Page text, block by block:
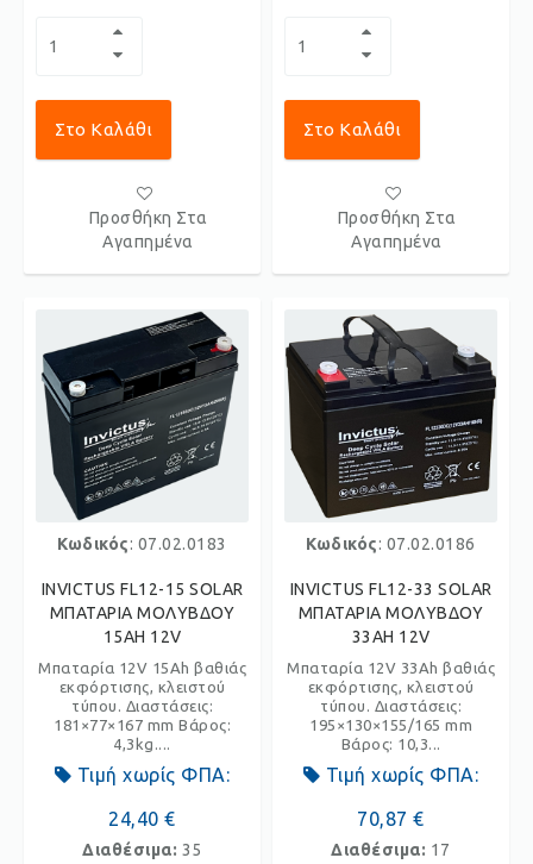
Στο Καλάθι
Προσθήκη Στα
Αγαπημένα
Κωδικός: 07.02.0183
INVICTUS FL12-15 SOLAR
ΜΠΑΤΑΡΙΑ ΜΟΛΥΒΔΟΥ
15AH 12V
Μπαταρία 12V 15Ah βαθιάς
εκφόρτισης, κλειστού
τύπου. Διαστάσεις:
181×77×167 mm Βάρος:
4,3kg....
Τιμή χωρίς ΦΠΑ:
24,40 €
Διαθέσιμα: 35
Στο Καλάθι
Προσθήκη Στα
Αγαπημένα
Κωδικός: 07.02.0186
INVICTUS FL12-33 SOLAR
ΜΠΑΤΑΡΙΑ ΜΟΛΥΒΔΟΥ
33AH 12V
Μπαταρία 12V 33Ah βαθιάς
εκφόρτισης, κλειστού
τύπου. Διαστάσεις:
195×130×155/165 mm
Βάρος: 10,3...
Τιμή χωρίς ΦΠΑ:
70,87 €
Διαθέσιμα: 17